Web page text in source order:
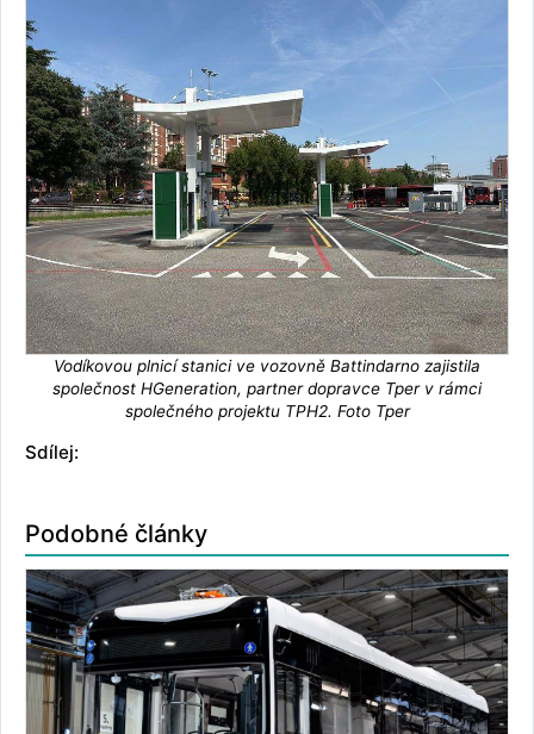
Vodíkovou plnicí stanici ve vozovně Battindarno zajistila
společnost HGeneration, partner dopravce Tper v rámci
společného projektu TPH2. Foto Tper
Sdílej:
Podobné články